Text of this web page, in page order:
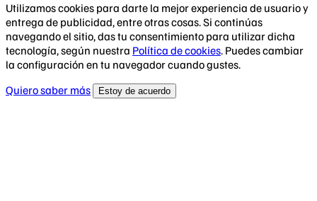
Utilizamos cookies para darte la mejor experiencia de usuario y
entrega de publicidad, entre otras cosas. Si continúas
navegando el sitio, das tu consentimiento para utilizar dicha
tecnología, según nuestra Política de cookies. Puedes cambiar
la configuración en tu navegador cuando gustes.
Quiero saber más
Estoy de acuerdo